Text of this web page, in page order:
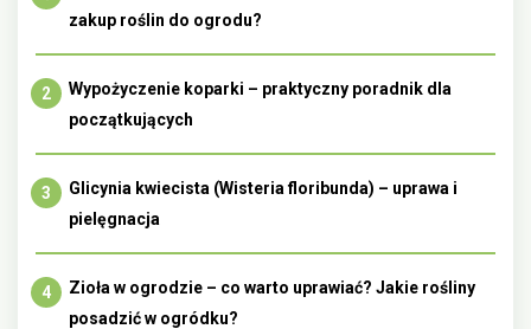
zakup roślin do ogrodu?
Wypożyczenie koparki – praktyczny poradnik dla
początkujących
Glicynia kwiecista (Wisteria floribunda) – uprawa i
pielęgnacja
Zioła w ogrodzie – co warto uprawiać? Jakie rośliny
posadzić w ogródku?